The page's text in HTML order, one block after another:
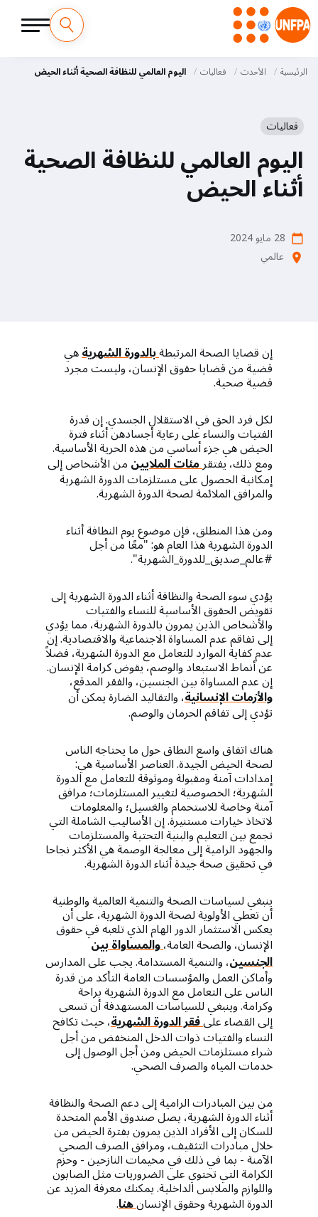
إلى
M
الرئيسية الأحدث فعاليات اليوم العالمي للنظافة الصحية أثناء الحيض
فعاليات
اليوم العالمي للنظافة الصحية
أثناء الحيض
calendar_today 28 مايو 2024
location_on عالمي
إن قضايا الصحة المرتبطةبالدورة الشهريةهي
قضية من قضايا حقوق الإنسان، وليست مجرد
قضية صحية.
لكل فرد الحق في الاستقلال الجسدي. إن قدرة
الفتيات والنساء على رعاية أجسادهن أثناء فترة
الحيض هي جزء أساسي من هذه الحرية الأساسية.
ومع ذلك، يفتقرمئات الملايينمن الأشخاص إلى
إمكانية الحصول على مستلزمات الدورة الشهرية
والمرافق الملائمة لصحة الدورة الشهرية.
ومن هذا المنطلق، فإن موضوع يوم النظافة أثناء
الدورة الشهرية هذا العام هو: "معًا من أجل
#عالم_صديق_للدورة_الشهرية".
يؤدي سوء الصحة والنظافة أثناء الدورة الشهرية إلى
تقويض الحقوق الأساسية للنساء والفتيات
والأشخاص الذين يمرون بالدورة الشهرية، مما يؤدي
إلى تفاقم عدم المساواة الاجتماعية والاقتصادية. إن
عدم كفاية الموارد للتعامل مع الدورة الشهرية، فضلاً
عن أنماط الاستبعاد والوصم، يقوض كرامة الإنسان.
إن عدم المساواة بين الجنسين، والفقر المدقع،
والأزمات الإنسانية، والتقاليد الضارة يمكن أن
تؤدي إلى تفاقم الحرمان والوصم.
هناك اتفاق واسع النطاق حول ما يحتاجه الناس
لصحة الحيض الجيدة. العناصر الأساسية هي:
إمدادات آمنة ومقبولة وموثوقة للتعامل مع الدورة
الشهرية؛ الخصوصية لتغيير المستلزمات؛ مرافق
آمنة وخاصة للاستحمام والغسيل؛ والمعلومات
لاتخاذ خيارات مستنيرة. إن الأساليب الشاملة التي
تجمع بين التعليم والبنية التحتية والمستلزمات
والجهود الرامية إلى معالجة الوصمة هي الأكثر نجاحا
في تحقيق صحة جيدة أثناء الدورة الشهرية.
ينبغي لسياسات الصحة والتنمية العالمية والوطنية
أن تعطي الأولوية لصحة الدورة الشهرية، على أن
يعكس الاستثمار الدور الهام الذي تلعبه في حقوق
الإنسان، والصحة العامة،والمساواة بين
الجنسين، والتنمية المستدامة. يجب على المدارس
وأماكن العمل والمؤسسات العامة التأكد من قدرة
الناس على التعامل مع الدورة الشهرية براحة
وكرامة. وينبغي للسياسات المستهدفة أن تسعى
إلى القضاء علىفقر الدورة الشهرية، حيث تكافح
النساء والفتيات ذوات الدخل المنخفض من أجل
شراء مستلزمات الحيض ومن أجل الوصول إلى
خدمات المياه والصرف الصحي.
من بين المبادرات الرامية إلى دعم الصحة والنظافة
أثناء الدورة الشهرية، يصل صندوق الأمم المتحدة
للسكان إلى الأفراد الذين يمرون بفترة الحيض من
خلال مبادرات التثقيف، ومرافق الصرف الصحي
الآمنة - بما في ذلك في مخيمات النازحين - وحزم
الكرامة التي تحتوي على الضروريات مثل الصابون
واللوازم والملابس الداخلية. يمكنك معرفة المزيد عن
الدورة الشهرية وحقوق الإنسانهنا.